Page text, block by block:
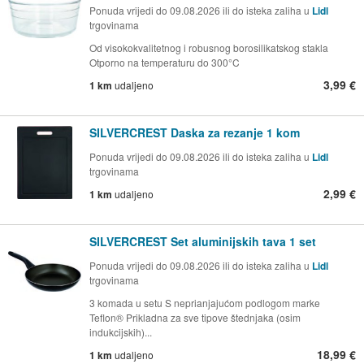
Ponuda vrijedi do 09.08.2026 ili do isteka zaliha u Lidl
trgovinama
Od visokokvalitetnog i robusnog borosilikatskog stakla
Otporno na temperaturu do 300°C
1 km udaljeno 3,99 €
SILVERCREST Daska za rezanje 1 kom
Ponuda vrijedi do 09.08.2026 ili do isteka zaliha u Lidl
trgovinama
1 km udaljeno 2,99 €
SILVERCREST Set aluminijskih tava 1 set
Ponuda vrijedi do 09.08.2026 ili do isteka zaliha u Lidl
trgovinama
3 komada u setu S neprianjajućom podlogom marke
Teflon® Prikladna za sve tipove štednjaka (osim
indukcijskih)...
1 km udaljeno 18,99 €